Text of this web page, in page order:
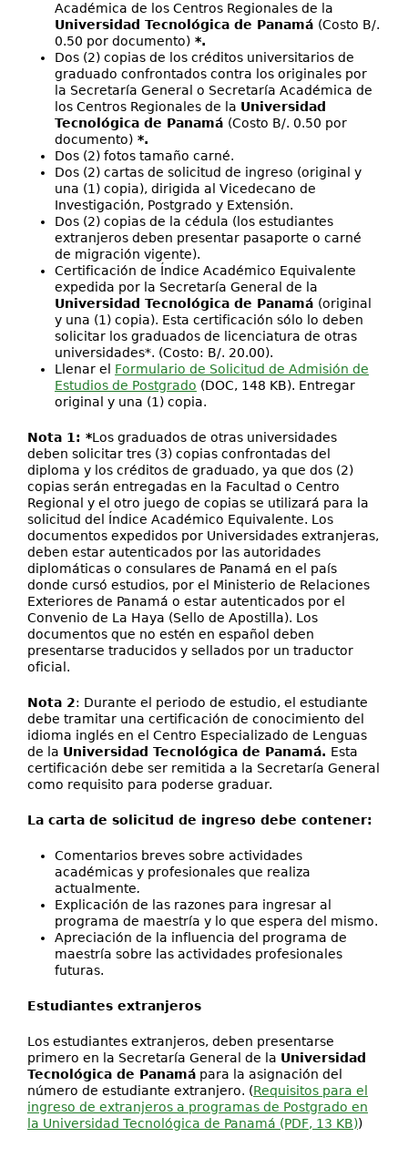
Académica de los Centros Regionales de la
Universidad Tecnológica de Panamá (Costo B/.
0.50 por documento) *.
Dos (2) copias de los créditos universitarios de
graduado confrontados contra los originales por
la Secretaría General o Secretaría Académica de
los Centros Regionales de la Universidad
Tecnológica de Panamá (Costo B/. 0.50 por
documento) *.
Dos (2) fotos tamaño carné.
Dos (2) cartas de solicitud de ingreso (original y
una (1) copia), dirigida al Vicedecano de
Investigación, Postgrado y Extensión.
Dos (2) copias de la cédula (los estudiantes
extranjeros deben presentar pasaporte o carné
de migración vigente).
Certificación de Índice Académico Equivalente
expedida por la Secretaría General de la
Universidad Tecnológica de Panamá (original
y una (1) copia). Esta certificación sólo lo deben
solicitar los graduados de licenciatura de otras
universidades*. (Costo: B/. 20.00).
Llenar el Formulario de Solicitud de Admisión de
Estudios de Postgrado (DOC, 148 KB). Entregar
original y una (1) copia.
Nota 1: *Los graduados de otras universidades
deben solicitar tres (3) copias confrontadas del
diploma y los créditos de graduado, ya que dos (2)
copias serán entregadas en la Facultad o Centro
Regional y el otro juego de copias se utilizará para la
solicitud del Índice Académico Equivalente. Los
documentos expedidos por Universidades extranjeras,
deben estar autenticados por las autoridades
diplomáticas o consulares de Panamá en el país
donde cursó estudios, por el Ministerio de Relaciones
Exteriores de Panamá o estar autenticados por el
Convenio de La Haya (Sello de Apostilla). Los
documentos que no estén en español deben
presentarse traducidos y sellados por un traductor
oficial.
Nota 2: Durante el periodo de estudio, el estudiante
debe tramitar una certificación de conocimiento del
idioma inglés en el Centro Especializado de Lenguas
de la Universidad Tecnológica de Panamá. Esta
certificación debe ser remitida a la Secretaría General
como requisito para poderse graduar.
La carta de solicitud de ingreso debe contener:
Comentarios breves sobre actividades
académicas y profesionales que realiza
actualmente.
Explicación de las razones para ingresar al
programa de maestría y lo que espera del mismo.
Apreciación de la influencia del programa de
maestría sobre las actividades profesionales
futuras.
Estudiantes extranjeros
Los estudiantes extranjeros, deben presentarse
primero en la Secretaría General de la Universidad
Tecnológica de Panamá para la asignación del
número de estudiante extranjero. (Requisitos para el
ingreso de extranjeros a programas de Postgrado en
la Universidad Tecnológica de Panamá (PDF, 13 KB))